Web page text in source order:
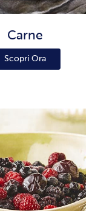
Carne
Scopri Ora